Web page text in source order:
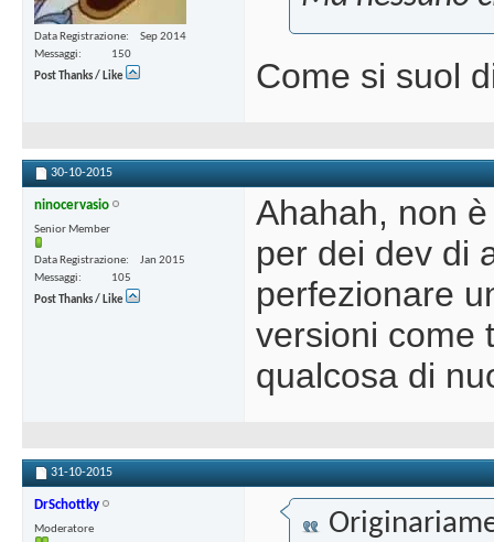
Data Registrazione
Sep 2014
Messaggi
150
Post Thanks / Like
Come si suol
30-10-2015
ninocervasio
Senior Member
Data Registrazione
Jan 2015
Messaggi
105
Post Thanks / Like
Ahahah, non
per dei dev di
perfezionare
versioni come
qualcosa di
31-10-2015
DrSchottky
Moderatore